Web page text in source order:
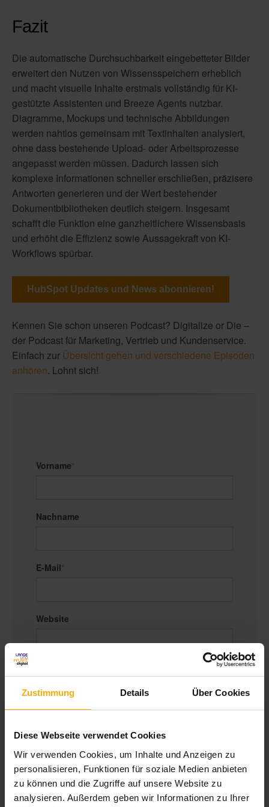
Zustimmung Details Über Cookies
Diese Webseite verwendet Cookies
Wir verwenden Cookies, um Inhalte und Anzeigen zu
personalisieren, Funktionen für soziale Medien anbieten
zu können und die Zugriffe auf unsere Website zu
analysieren. Außerdem geben wir Informationen zu Ihrer
Fazit
Die automatische Durchsuchbarkeit eingebetteter Bilder
erweitert den Nutzen von Wissensspeichern erheblich
und macht visuelle Inhalte erstmals vollständig für KI-
gestützte Assistenten und Breeze Agents nutzbar.
Diagramme, Mockups und technische Abbildungen
werden nahtlos gemeinsam mit Textinhalten analysiert,
ohne dass bestehende Upload- oder Arbeitsprozesse
angepasst werden müssen. Dadurch lassen sich
komplexe Informationen schneller erschließen, präzisere
Antworten generieren und der Wert bestehender
Dokumentbibliotheken deutlich steigern. Insgesamt
schafft die Funktion eine ganzheitlichere Wissensbasis
und erhöht die Effizienz sowie Aussagekraft von KI-
Workflows spürbar.
HubSpot Updates und News abonnieren!
Kennen Sie schon unseren Podcast? Digitalize or Die –
der Podcast für Marketing, Vertrieb und Kundenservice.
Einfach zur Übersicht gehen und verschiedene Episoden
anhören. Lohnt sich!
Vorname*
Nachname
E-Mail*
Website
Um mit Ihnen zu kommunizieren und die